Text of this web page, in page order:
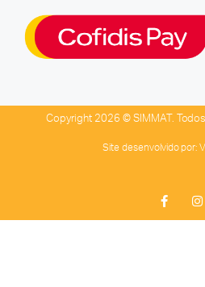
Copyright 2026 © SIMMAT.
Site desenvolvido por: